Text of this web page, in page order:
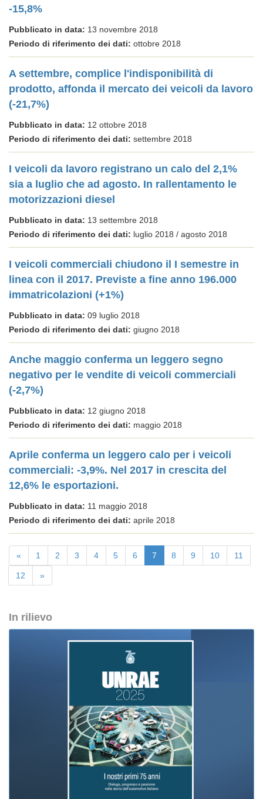
-15,8%
Pubblicato in data: 13 novembre 2018
Periodo di riferimento dei dati: ottobre 2018
A settembre, complice l'indisponibilità di
prodotto, affonda il mercato dei veicoli da lavoro
(-21,7%)
Pubblicato in data: 12 ottobre 2018
Periodo di riferimento dei dati: settembre 2018
I veicoli da lavoro registrano un calo del 2,1%
sia a luglio che ad agosto. In rallentamento le
motorizzazioni diesel
Pubblicato in data: 13 settembre 2018
Periodo di riferimento dei dati: luglio 2018 / agosto 2018
I veicoli commerciali chiudono il I semestre in
linea con il 2017. Previste a fine anno 196.000
immatricolazioni (+1%)
Pubblicato in data: 09 luglio 2018
Periodo di riferimento dei dati: giugno 2018
Anche maggio conferma un leggero segno
negativo per le vendite di veicoli commerciali
(-2,7%)
Pubblicato in data: 12 giugno 2018
Periodo di riferimento dei dati: maggio 2018
Aprile conferma un leggero calo per i veicoli
commerciali: -3,9%. Nel 2017 in crescita del
12,6% le esportazioni.
Pubblicato in data: 11 maggio 2018
Periodo di riferimento dei dati: aprile 2018
« 1 2 3 4 5 6 7 8 9 10 11
12 »
In rilievo